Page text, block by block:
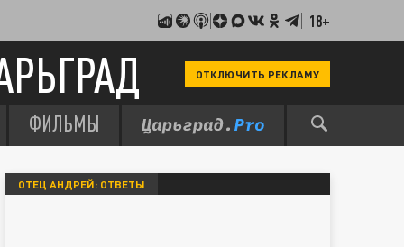
18+
ОТКЛЮЧИТЬ РЕКЛАМУ
ФИЛЬМЫ
ОТЕЦ АНДРЕЙ: ОТВЕТЫ